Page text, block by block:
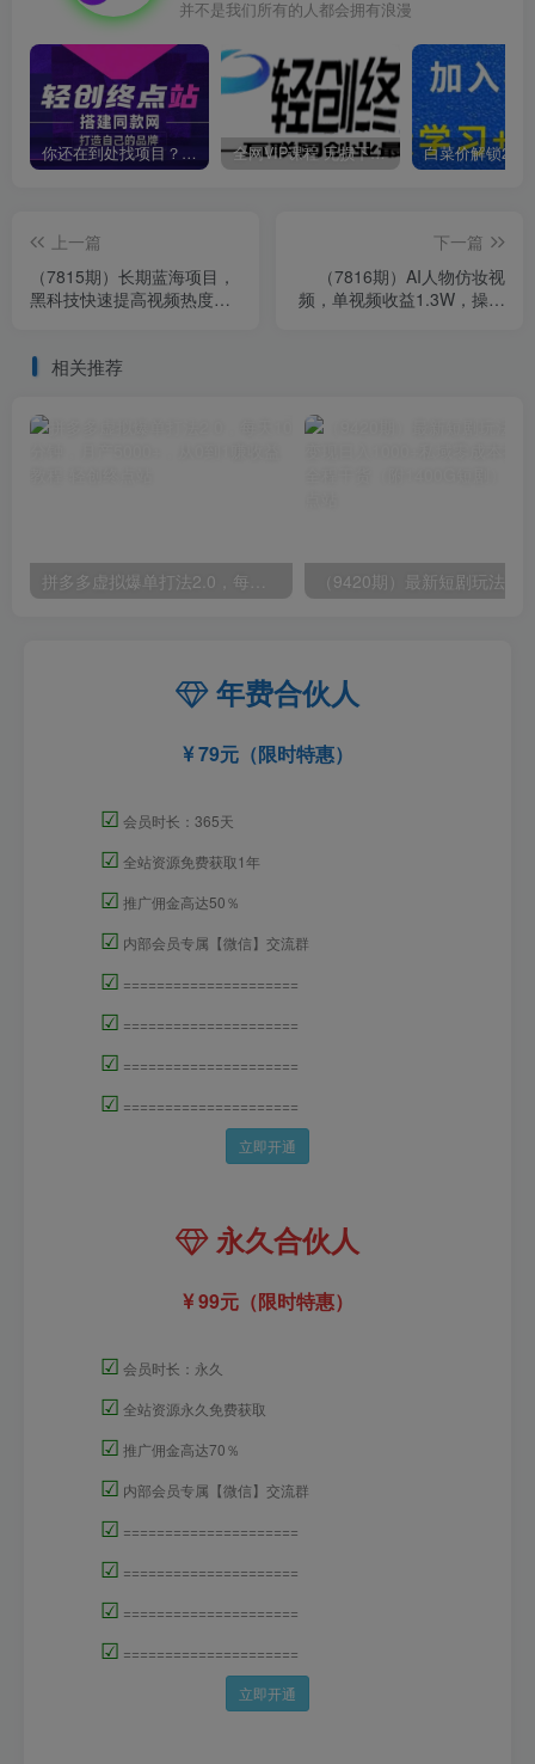
并不是我们所有的人都会拥有浪漫
你还在到处找项目？还在当韭菜？我靠卖项目一个月收入5万+，曾经我也是个失败者。 全网VIP课程 无损下载~
上一篇
（7815期）长期蓝海项目，
黑科技快速提高视频热度挂
下一篇
（7816期）AI人物仿妆视
频，单视频收益1.3W，操作
相关推荐
年费合伙人
79元（限时特惠）
☑ 会员时长：365天
☑ 全站资源免费获取1年
☑ 推广佣金高达50％
☑ 内部会员专属【微信】交流群
☑ =====================
☑ =====================
☑ =====================
☑ =====================
立即开通
永久合伙人
99元（限时特惠）
☑ 会员时长：永久
☑ 全站资源永久免费获取
☑ 推广佣金高达70％
☑ 内部会员专属【微信】交流群
☑ =====================
☑ =====================
☑ =====================
☑ =====================
立即开通